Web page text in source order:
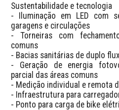
Sustentabilidade e tecnologia
- Iluminação em LED com
garagens e circulações
- Torneiras com
comuns
- Bacias sanitárias de duplo
- Geração de energia
parcial das áreas comuns
- Medição individual e remota
- Infraestrutura para
- Ponto para carga de bike